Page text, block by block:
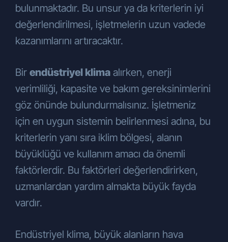
bulunmaktadır. Bu unsur ya da kriterlerin iyi
değerlendirilmesi, işletmelerin uzun vadede
kazanımlarını artıracaktır.
Bir endüstriyel klima alırken, enerji
verimliliği, kapasite ve bakım gereksinimlerini
göz önünde bulundurmalısınız. İşletmeniz
için en uygun sistemin belirlenmesi adına, bu
kriterlerin yanı sıra iklim bölgesi, alanın
büyüklüğü ve kullanım amacı da önemli
faktörlerdir. Bu faktörleri değerlendirirken,
uzmanlardan yardım almakta büyük fayda
vardır.
Endüstriyel klima, büyük alanların hava
çalışanları) değerlendirme süreçleri,
hukuki uyum süreci, mali işler vb.),
Şirketimizin ticari ve iş stratejilerinin
belirlenmesi ve uygulanması,
politikalarının yürütülmesinin temini
amaçlarıyla KVKK’nın 5. ve 6.
maddelerinde belirtilen kişisel veri işleme
şartları ve amaçları dahilinde işlenecektir.
Kişisel Verilerin Aktarılması
Kişisel verileriniz, yukarıda belirtilen
amaçlar çerçevesinde, aşağıdaki
durumlarda aktarılabilecektir:
Hukuki yükümlülüklerimizi yerine
getirmek üzereyetkili kamu
hizmetlerden sizleri faydalandırmak için